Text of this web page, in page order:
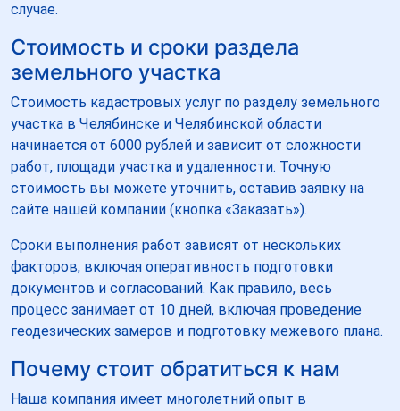
случае.
Стоимость и сроки раздела
земельного участка
Стоимость кадастровых услуг по разделу земельного
участка в Челябинске и Челябинской области
начинается от 6000 рублей и зависит от сложности
работ, площади участка и удаленности. Точную
стоимость вы можете уточнить, оставив заявку на
сайте нашей компании (кнопка «Заказать»).
Сроки выполнения работ зависят от нескольких
факторов, включая оперативность подготовки
документов и согласований. Как правило, весь
процесс занимает от 10 дней, включая проведение
геодезических замеров и подготовку межевого плана.
Почему стоит обратиться к нам
Наша компания имеет многолетний опыт в